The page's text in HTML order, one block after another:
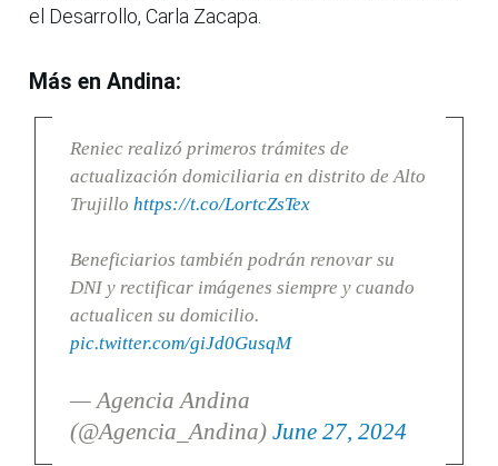
el Desarrollo, Carla Zacapa.
Más en Andina:
Reniec realizó primeros trámites de
actualización domiciliaria en distrito de Alto
Trujillo https://t.co/LortcZsTex
Beneficiarios también podrán renovar su
DNI y rectificar imágenes siempre y cuando
actualicen su domicilio.
pic.twitter.com/giJd0GusqM
— Agencia Andina
(@Agencia_Andina) June 27, 2024